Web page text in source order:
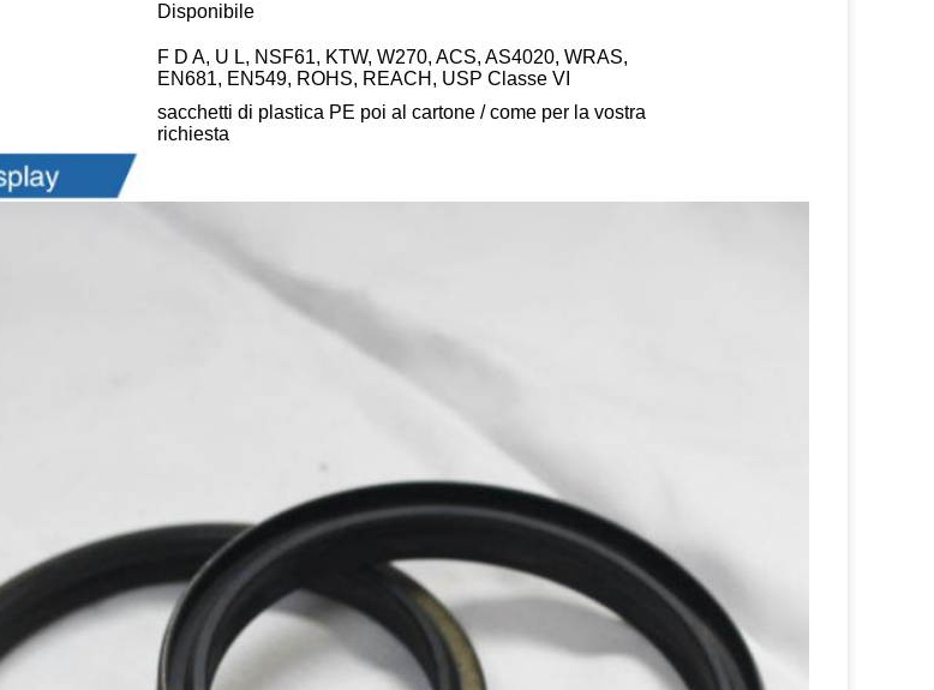
Disponibile
F D A, U L, NSF61, KTW, W270, ACS, AS4020, WRAS,
EN681, EN549, ROHS, REACH, USP Classe VI
sacchetti di plastica PE poi al cartone / come per la vostra
richiesta